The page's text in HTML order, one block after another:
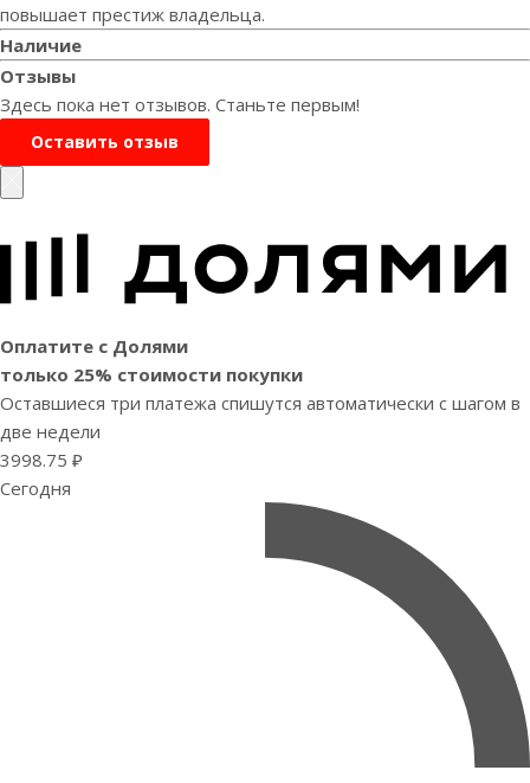
повышает престиж владельца.
Наличие
Отзывы
Здесь пока нет отзывов. Станьте первым!
Оставить отзыв
Оплатите с Долями
только 25% стоимости покупки
Оставшиеся три платежа спишутся автоматически с шагом в
две недели
3998.75 ₽
Сегодня